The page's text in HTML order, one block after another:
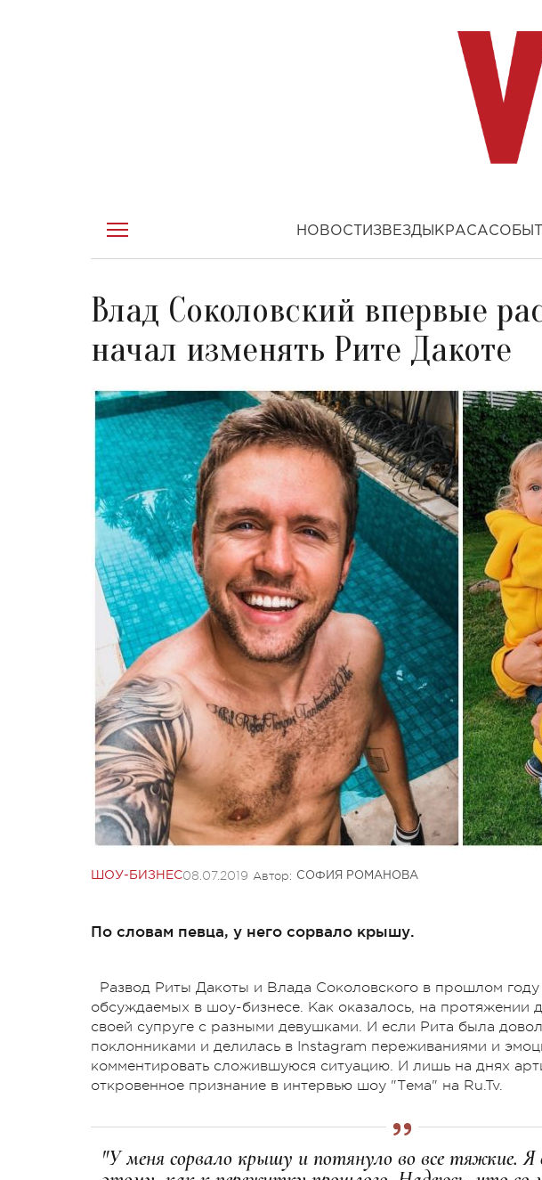
НОВОСТИ ЗВЕЗДЫ КРАСА
Влад Соколовский впервые
начал изменять Рите Дакоте
ШОУ-БИЗНЕС08.07.2019 Автор: СОФИЯ РОМАНОВА
По словам певца, у него сорвало крышу.
Развод Риты Дакоты и Влада Соколовского в прошлом
обсуждаемых в шоу-бизнесе. Как оказалось, на протяжении
своей супруге с разными девушками. И если Рита была
поклонниками и делилась в Instagram переживаниями и
комментировать сложившуюся ситуацию. И лишь на днях
откровенное признание в интервью шоу "Тема" на Ru.Tv.
"У меня сорвало крышу и потянуло во все тяжкие. Я